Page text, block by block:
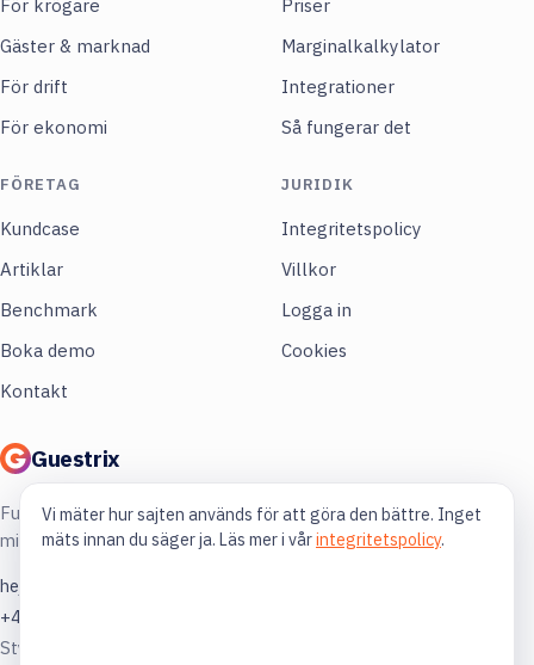
Guestrix
Full koll på din restaurang. Mer lönsamhet,
mindre gissning.
hej@guestrix.com
+46 73 032 72 03
Styckjunkargatan 1, 114 35 Stockholm
För krögare
Gäster & marknad
För drift
För ekonomi
Priser
Marginalkalkylator
Integrationer
Så fungerar det
FÖRETAG
Kundcase
Artiklar
Benchmark
Boka demo
Kontakt
JURIDIK
Integritetspolicy
Villkor
Logga in
Cookies
Vi mäter hur sajten används för att göra den bättre. Inget
mäts innan du säger ja. Läs mer i vårintegritetspolicy.